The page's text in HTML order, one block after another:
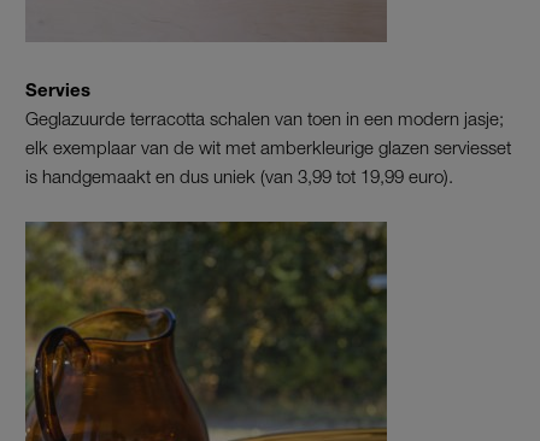
Servies
Geglazuurde terracotta schalen van toen in een modern jasje;
elk exemplaar van de wit met amberkleurige glazen serviesset
is handgemaakt en dus uniek (van 3,99 tot 19,99 euro).